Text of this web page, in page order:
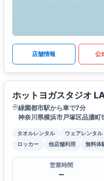
店舗情報 公
ホットヨガスタジオ
緑園都市駅から車で7分
神奈川県横浜市戸塚区品濃
タオルレンタル ウェアレンタル
ロッカー
他店舗利用 無料体
営業時間
ー